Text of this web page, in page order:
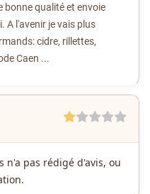
bonne qualité et envoie
A l'avenir je vais plus
cidre, rillettes,
Caen ...
n'a pas rédigé d'avis, ou